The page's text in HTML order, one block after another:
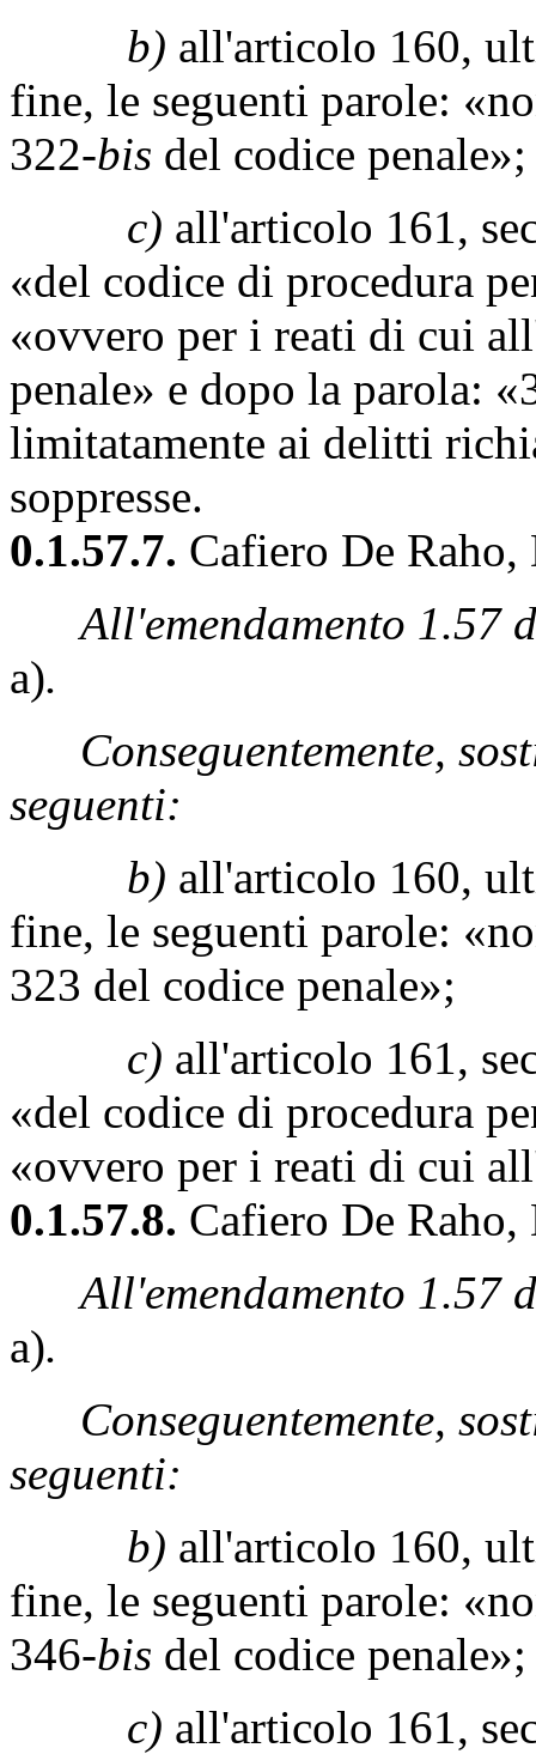
b) all'articolo 160,
fine, le seguenti parole:
322-bis del codice penale»;
c) all'articolo 161,
«del codice di procedura
«ovvero per i reati di cui
penale» e dopo la parola:
limitatamente ai delitti
soppresse.
0.1.57.7. Cafiero De
All'emendamento 1.57
a).
Conseguentemente,
seguenti:
b) all'articolo 160,
fine, le seguenti parole:
323 del codice penale»;
c) all'articolo 161,
«del codice di procedura
«ovvero per i reati di cui
0.1.57.8. Cafiero De
All'emendamento 1.57
a).
Conseguentemente,
seguenti:
b) all'articolo 160,
fine, le seguenti parole:
346-bis del codice penale»;
c) all'articolo 161,